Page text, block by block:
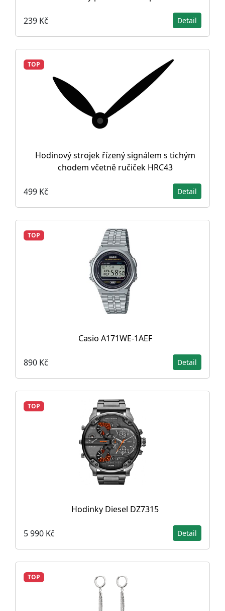
239 Kč Detail
TOP
Hodinový strojek řízený signálem s tichým
chodem včetně ručiček HRC43
499 Kč Detail
TOP
Casio A171WE-1AEF
890 Kč Detail
TOP
Hodinky Diesel DZ7315
5 990 Kč Detail
TOP